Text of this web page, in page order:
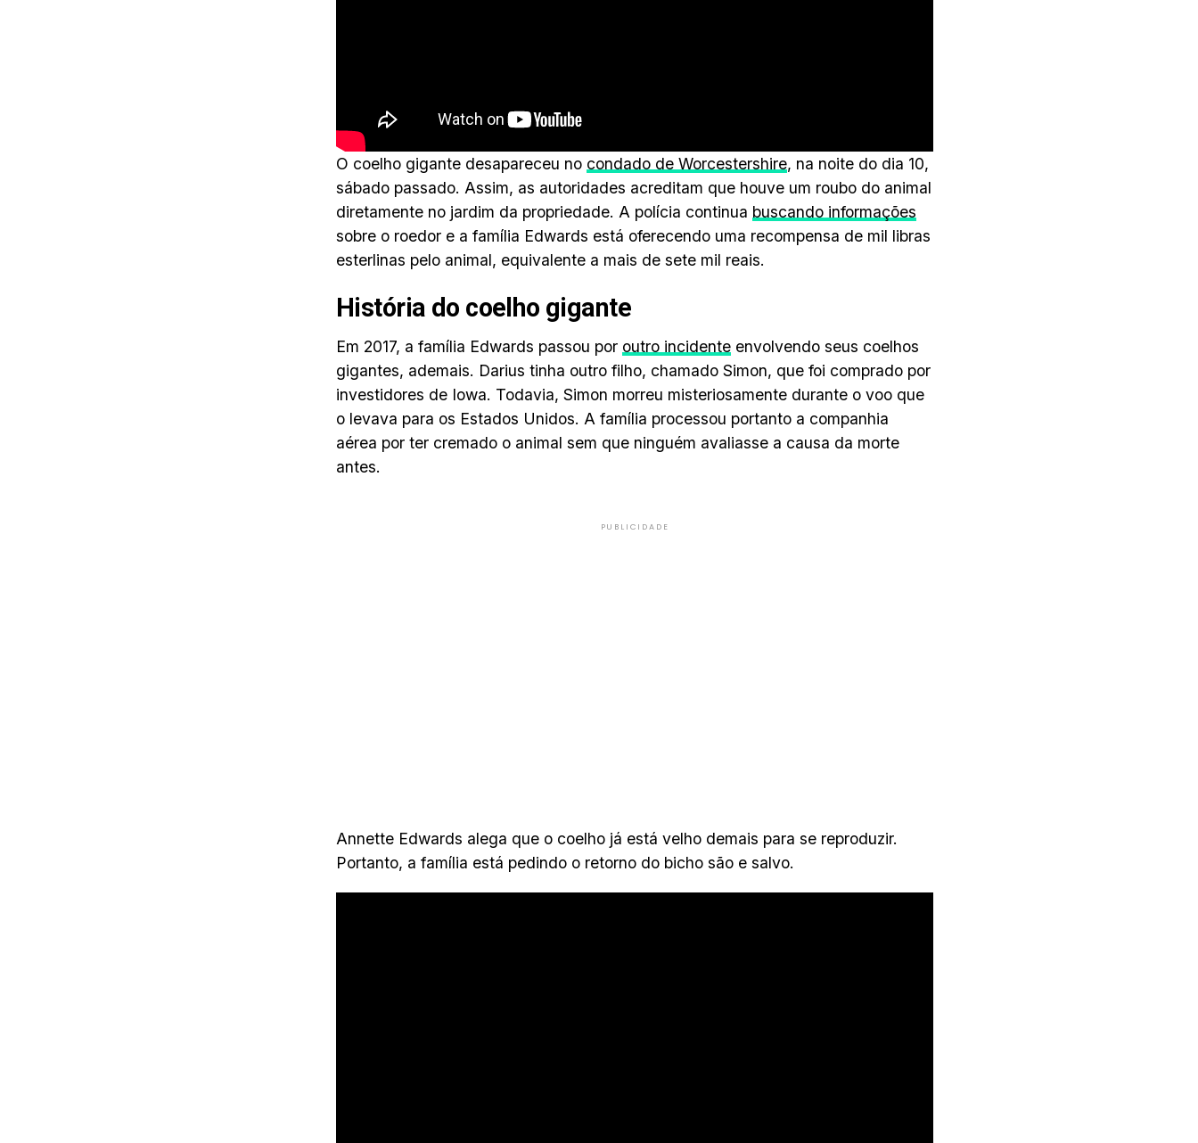
O coelho gigante desapareceu no condado de Worcestershire, na noite do dia 10,
sábado passado. Assim, as autoridades acreditam que houve um roubo do animal
diretamente no jardim da propriedade. A polícia continua buscando informações
sobre o roedor e a família Edwards está oferecendo uma recompensa de mil libras
esterlinas pelo animal, equivalente a mais de sete mil reais.
História do coelho gigante
Em 2017, a família Edwards passou por outro incidente envolvendo seus coelhos
gigantes, ademais. Darius tinha outro filho, chamado Simon, que foi comprado por
investidores de Iowa. Todavia, Simon morreu misteriosamente durante o voo que
o levava para os Estados Unidos. A família processou portanto a companhia
aérea por ter cremado o animal sem que ninguém avaliasse a causa da morte
antes.
PUBLICIDADE
Annette Edwards alega que o coelho já está velho demais para se reproduzir.
Portanto, a família está pedindo o retorno do bicho são e salvo.